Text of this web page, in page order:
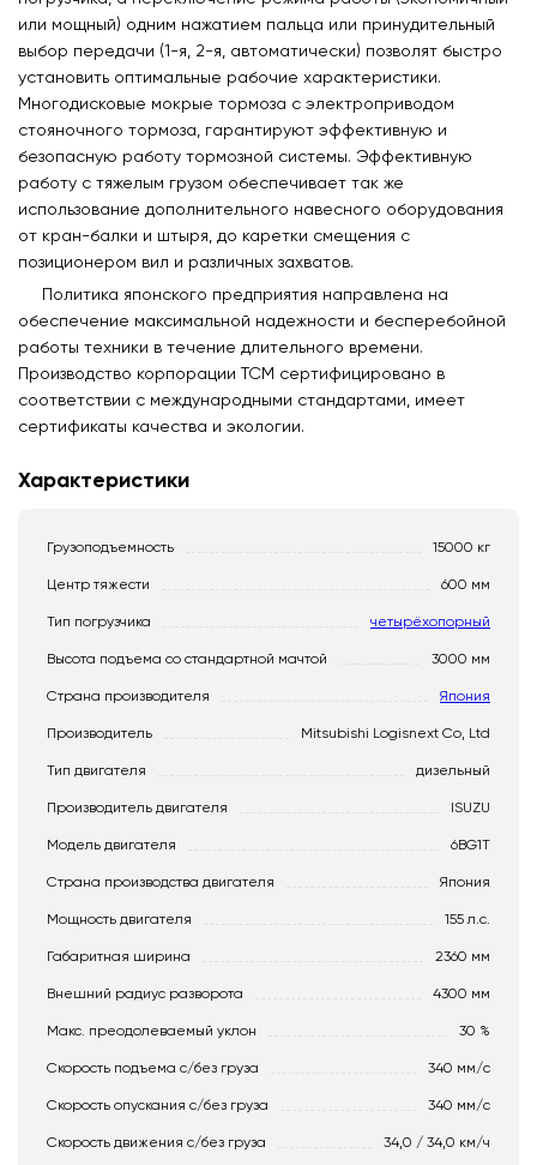
или мощный) одним нажатием пальца или принудительный
выбор передачи (1-я, 2-я, автоматически) позволят быстро
установить оптимальные рабочие характеристики.
Многодисковые мокрые тормоза с электроприводом
стояночного тормоза, гарантируют эффективную и
безопасную работу тормозной системы. Эффективную
работу с тяжелым грузом обеспечивает так же
использование дополнительного навесного оборудования
от кран-балки и штыря, до каретки смещения с
позиционером вил и различных захватов.
Политика японского предприятия направлена на
обеспечение максимальной надежности и бесперебойной
работы техники в течение длительного времени.
Производство корпорации ТСМ сертифицировано в
соответствии с международными стандартами, имеет
сертификаты качества и экологии.
Характеристики
Грузоподъемность 15000 кг
Центр тяжести 600 мм
Тип погрузчика четырёхопорный
Высота подъема со стандартной мачтой 3000 мм
Страна производителя Япония
Производитель Mitsubishi Logisnext Co, Ltd
Тип двигателя дизельный
Производитель двигателя ISUZU
Модель двигателя 6BG1T
Страна производства двигателя Япония
Мощность двигателя 155 л.с.
Габаритная ширина 2360 мм
Внешний радиус разворота 4300 мм
Макс. преодолеваемый уклон 30 %
Скорость подъема с/без груза 340 мм/с
Скорость опускания c/без груза 340 мм/с
Скорость движения c/без груза 34,0 / 34,0 км/ч